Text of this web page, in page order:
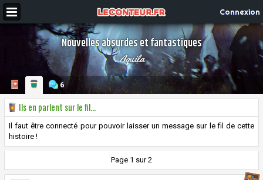
Connexion
Nouvelles absurdes et fantastiques
Aquila
6
Ils en parlent sur le fil...
Il faut être connecté pour pouvoir laisser un message sur le fil de cette
histoire !
Page 1 sur 2